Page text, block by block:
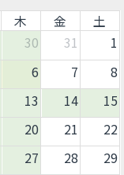
木 金
土
30 31
1
6 7
8
13 14
15
20 21
22
27 28
29